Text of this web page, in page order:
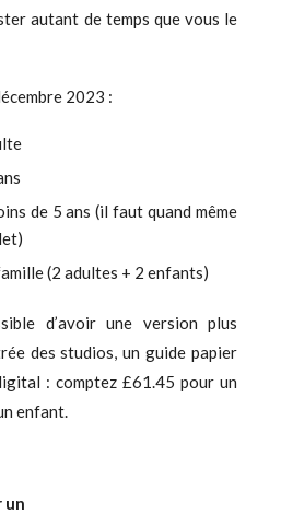
autant de temps que vous le
2023 :
de 5 ans (il faut quand même
(2 adultes + 2 enfants)
d’avoir une version plus
des studios, un guide papier
: comptez £61.45 pour un
enfant.
un